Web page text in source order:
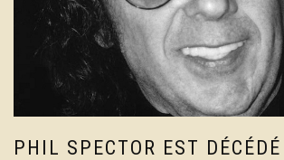
PHIL SPECTOR EST DÉCÉDÉ